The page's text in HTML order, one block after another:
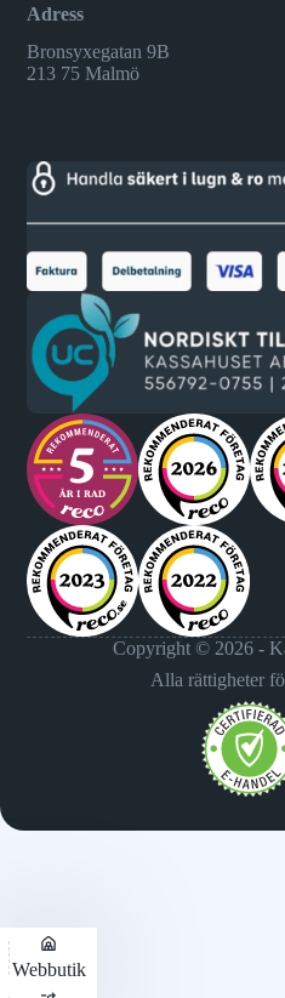
Adress
Bronsyxegatan 9B
213 75 Malmö
Copyright © 2026 -
Alla rättigheter
Webbutik